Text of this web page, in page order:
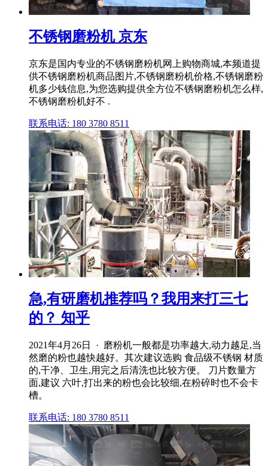
不锈钢磨粉机 京东
京东是国内专业的不锈钢磨粉机网上购物商城,本频道提
供不锈钢磨粉机商品图片,不锈钢磨粉机价格,不锈钢磨粉
机多少钱信息,为您选购提供全方位不锈钢磨粉机怎么样,
不锈钢磨粉机好不 .
联系电话: 180 3780 8511
急,有研磨机推荐吗？我用来打三七
的？ 知乎
2021年4月26日 · 磨粉机一般都是功率越大,动力越足,当
然磨的粉也越快越好。其次建议选购 食品级不锈钢 材质
的,干净、卫生,用完之后清洗也比较方便。 刀片数量方
面,建议 六叶,打出来的粉也会比较细,在粉碎时也不会卡
槽。
联系电话: 180 3780 8511